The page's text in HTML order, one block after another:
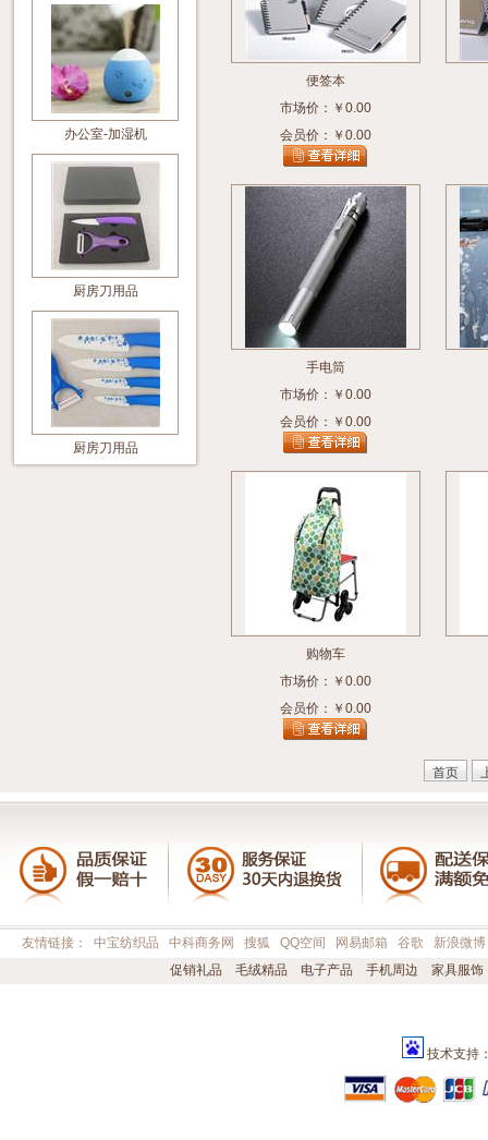
办公室-加湿机
厨房刀用品
厨房刀用品
便签本
市场价：￥0.00
会员价：￥0.00
手电筒
市场价：￥0.00
会员价：￥0.00
购物车
市场价：￥0.00
会员价：￥0.00
首页
友情链接： 中宝纺织品 中科商务网 搜狐 QQ空间 网易邮箱 谷歌
新浪微博
促销礼品
毛绒精品 电子产品 手机周边 家具服饰
技术支持